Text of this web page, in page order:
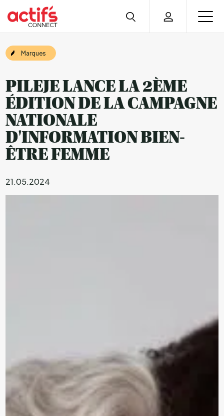
Marques
PILEJE LANCE LA 2ÈME
ÉDITION DE LA CAMPAGNE
NATIONALE
D'INFORMATION BIEN-
ÊTRE FEMME
21.05.2024